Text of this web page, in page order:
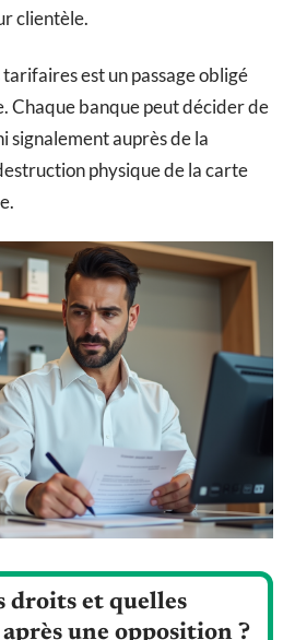
clientèle.
est un passage obligé
Chaque banque peut décider de
signalement auprès de la
physique de la carte
droits et quelles
après une opposition ?